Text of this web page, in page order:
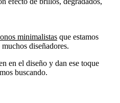
wpo
minimalistas que estamos
diseñadores.
en el diseño y dan ese toque
buscando.